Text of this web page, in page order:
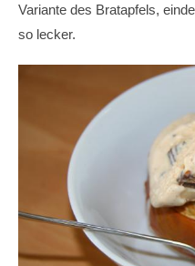
Variante des Bratapfels,
so lecker.